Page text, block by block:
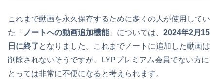
これまで動画を永久保存するために多くの人が使用してい
た「 ノートへの動画追加機能」については、 2024年2月15
日に終了 となりました。これまでノートに追加した動画は
削除されないそうですが、LYPプレミアム会員でない方に
とっては非常に不便になると考えられます。